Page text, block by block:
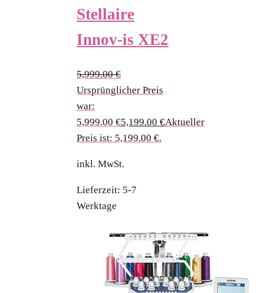
Stellaire
Innov-is XE2
5,999.00€
Ursprünglicher Preis
war:
5,999.00 €5,199.00 €Aktueller
Preis ist: 5,199.00 €.
inkl. MwSt.
Lieferzeit: 5-7
Werktage